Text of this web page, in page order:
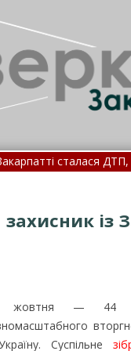
є постраждалі (+ФОТО)
затримки вступу
із
жовтня — 44
Суспільне